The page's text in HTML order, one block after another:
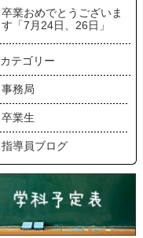
卒業おめでとうございま
す「7月24日、26日」
カテゴリー
事務局
卒業生
指導員ブログ